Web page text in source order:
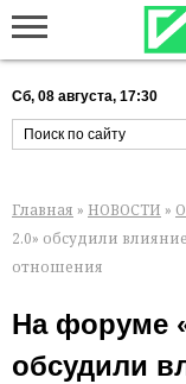
Сб, 08 августа, 17:30
Главная » НОВОСТИ »
2.0» обсудили
отношения
На форуме
обсудили